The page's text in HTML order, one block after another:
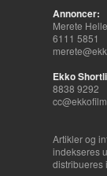
Annoncer:
Merete
6111 5851
Ekko
8838 9292
Artikler og
indekseres
distribueres